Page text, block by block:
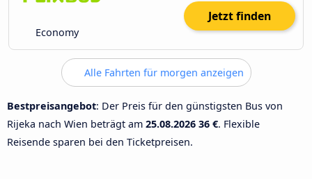
Economy
Jetzt finden
Alle Fahrten für morgen anzeigen
Bestpreisangebot: Der Preis für den günstigsten Bus von
Rijeka nach Wien beträgt am 25.08.2026 36 €. Flexible
Reisende sparen bei den Ticketpreisen.